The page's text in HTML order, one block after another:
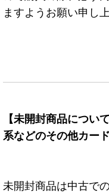
ますようお願い申し
【未開封商品につい
系などのその他カー
未開封商品は中古で